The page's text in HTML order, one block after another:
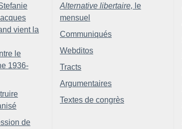
vient la
le
1936-
de
Alternative libertaire, le
mensuel
Communiqués
Webditos
Tracts
Argumentaires
Textes de congrès